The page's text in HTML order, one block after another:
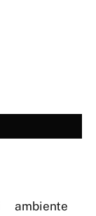
ambiente